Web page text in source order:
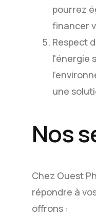
pourrez
financer
Respect
l'énergie
une
Nos
Chez Ouest
répondre à
offrons :